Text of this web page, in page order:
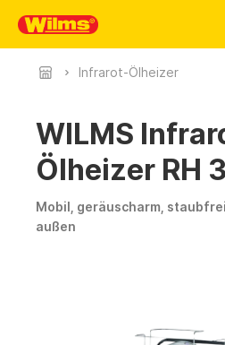
Infrarot-Ölheizer
WILMS
Ölheizer RH
Mobil, geräuscharm,
außen